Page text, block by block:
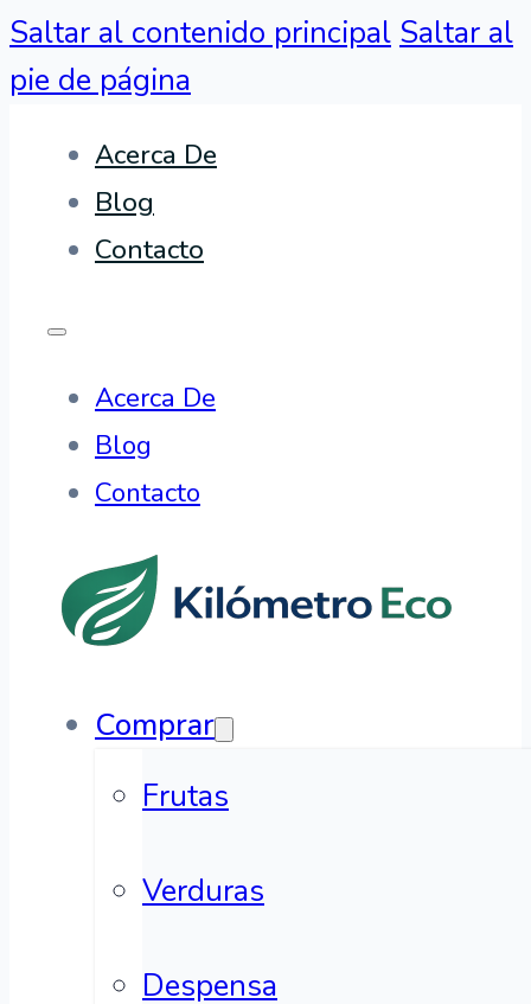
Saltar al contenido principal Saltar al
pie de página
Acerca De
Blog
Contacto
Acerca De
Blog
Contacto
Comprar
Frutas
Verduras
Despensa